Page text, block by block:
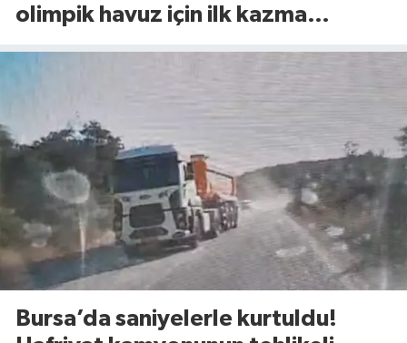
olimpik havuz için ilk kazma
Bursa’da saniyelerle kurtuldu!